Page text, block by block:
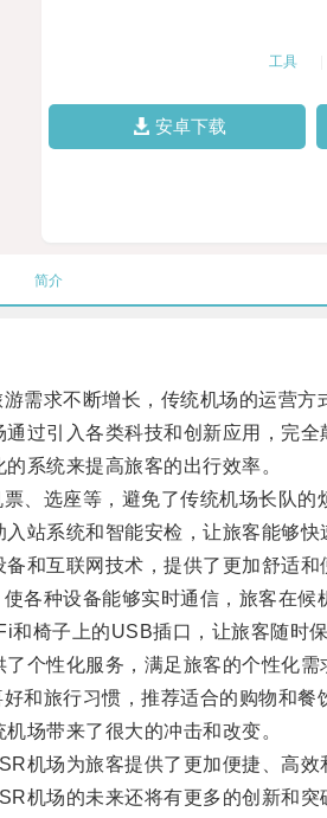
工具
安卓下载
简介
求不断增长，传统机场的运营方
引入各类科技和创新应用，完全
统来提高旅客的出行效率。
选座等，避免了传统机场长队的
系统和智能安检，让旅客能够快
互联网技术，提供了更加舒适和
种设备能够实时通信，旅客在候
子上的USB插口，让旅客随时保
性化服务，满足旅客的个性化需
旅行习惯，推荐适合的购物和餐
带来了很大的冲击和改变。
场为旅客提供了更加便捷、高效
场的未来还将有更多的创新和突